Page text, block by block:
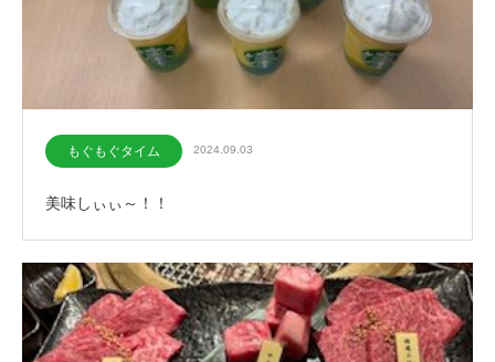
もぐもぐタイム 2024.09.03
美味しぃぃ～！！